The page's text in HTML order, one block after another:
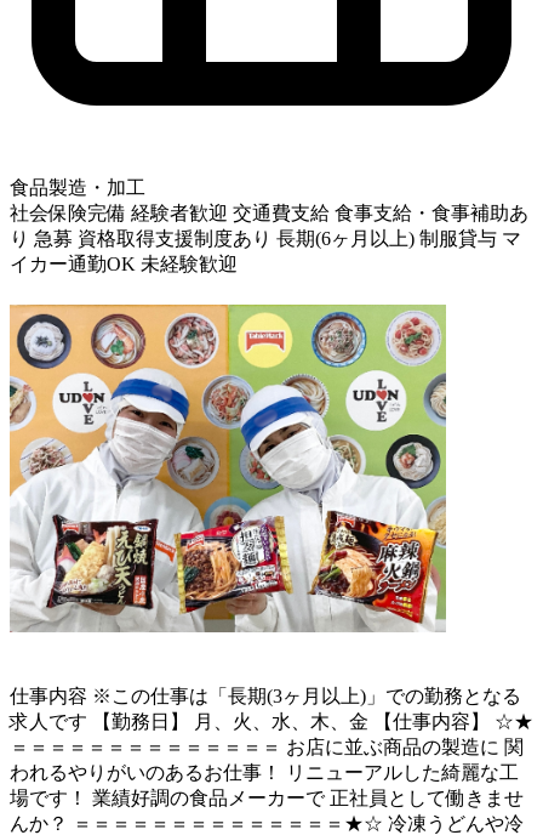
食品製造・加工
社会保険完備 経験者歓迎 交通費支給 食事支給・食事補助あ
り 急募 資格取得支援制度あり 長期(6ヶ月以上) 制服貸与 マ
イカー通勤OK 未経験歓迎
仕事内容 ※この仕事は「長期(3ヶ月以上)」での勤務となる
求人です 【勤務日】 月、火、水、木、金 【仕事内容】 ☆★
＝＝＝＝＝＝＝＝＝＝＝＝＝＝ お店に並ぶ商品の製造に 関
われるやりがいのあるお仕事！ リニューアルした綺麗な工
場です！ 業績好調の食品メーカーで 正社員として働きませ
んか？ ＝＝＝＝＝＝＝＝＝＝＝＝＝＝★☆ 冷凍うどんや冷